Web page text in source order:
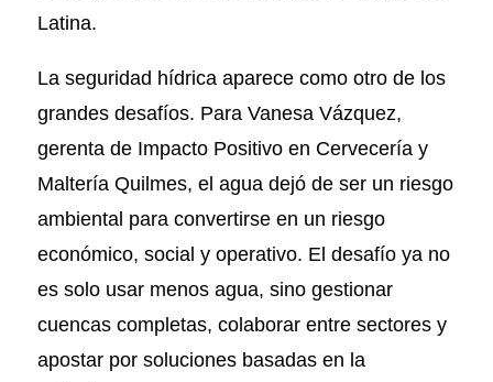
Latina.
La seguridad hídrica aparece como otro de los
grandes desafíos. Para Vanesa Vázquez,
gerenta de Impacto Positivo en Cervecería y
Maltería Quilmes, el agua dejó de ser un riesgo
ambiental para convertirse en un riesgo
económico, social y operativo. El desafío ya no
es solo usar menos agua, sino gestionar
cuencas completas, colaborar entre sectores y
apostar por soluciones basadas en la